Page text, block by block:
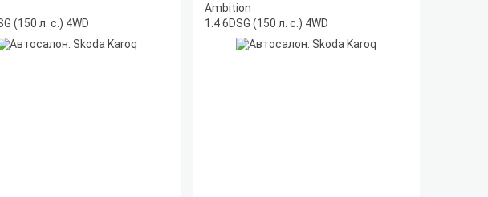
(150 л. с.) 4WD
Ambition
1.4 6DSG (150 л. с.) 4WD